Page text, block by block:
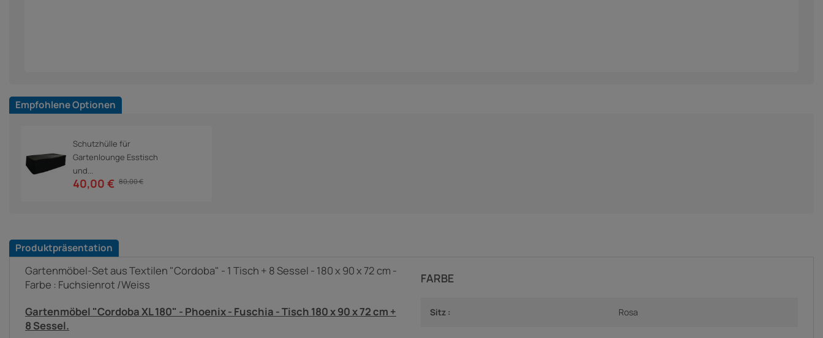
Empfohlene Optionen
Schutzhülle für
Gartenlounge Esstisch
und...
40,00 € 80,00 €
Produktpräsentation
Gartenmöbel-Set aus Textilen "Cordoba" - 1 Tisch + 8 Sessel - 180 x 90 x 72 cm -
Farbe : Fuchsienrot /Weiss
Gartenmöbel "Cordoba XL 180" - Phoenix - Fuschia - Tisch 180 x 90 x 72 cm +
8 Sessel.
FARBE
Sitz : Rosa